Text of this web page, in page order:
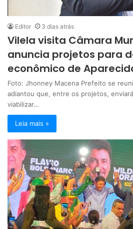
Editor 3 dias atrás
Vilela visita Câmara
anuncia projetos para
econômico de
Foto: Jhonney Macena Prefeito se
adiantou que, entre os projetos,
viabilizar…
Leia mais »